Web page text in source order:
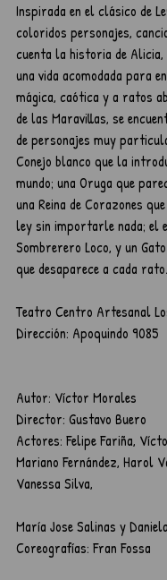
Inspirada en el clásico de
coloridos personajes,
cuenta la historia de Alicia,
una vida acomodada para
mágica, caótica y a ratos
de las Maravillas, se
de personajes muy
Conejo blanco que la
mundo; una Oruga que
una Reina de Corazones
ley sin importarle nada; el
Sombrerero Loco, y un
que desaparece a cada rato.
Teatro Centro Artesanal
Dirección: Apoquindo 9085
Autor: Víctor Morales
Director: Gustavo Buero
Actores: Felipe Fariña,
Mariano Fernández, Harol
Vanessa Silva,
María Jose Salinas y
Coreografías: Fran Fossa